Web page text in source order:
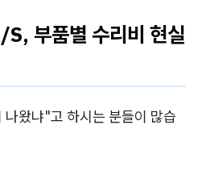
부품별 수리비 현실
왔냐"고 하시는 분들이 많습